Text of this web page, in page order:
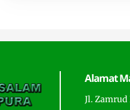
Alamat
Jl. Zamrud